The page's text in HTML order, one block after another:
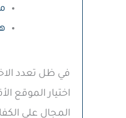
في ظل تعدد
اختيار الموقع
المجال على